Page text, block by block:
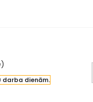
darba dienām.